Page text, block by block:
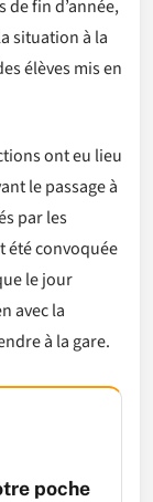
de fin d’année,
situation à la
élèves mis en
ont eu lieu
le passage à
par les
été convoquée
le jour
avec la
à la gare.
poche